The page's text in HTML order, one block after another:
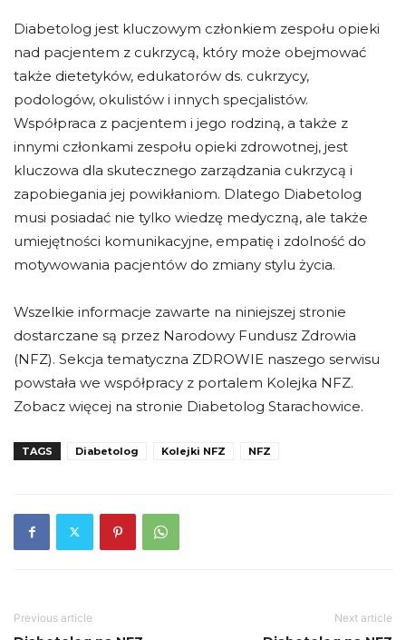
Diabetolog jest kluczowym członkiem zespołu opieki
nad pacjentem z cukrzycą, który może obejmować
także dietetyków, edukatorów ds. cukrzycy,
podologów, okulistów i innych specjalistów.
Współpraca z pacjentem i jego rodziną, a także z
innymi członkami zespołu opieki zdrowotnej, jest
kluczowa dla skutecznego zarządzania cukrzycą i
zapobiegania jej powikłaniom. Dlatego Diabetolog
musi posiadać nie tylko wiedzę medyczną, ale także
umiejętności komunikacyjne, empatię i zdolność do
motywowania pacjentów do zmiany stylu życia.
Wszelkie informacje zawarte na niniejszej stronie
dostarczane są przez Narodowy Fundusz Zdrowia
(NFZ). Sekcja tematyczna ZDROWIE naszego serwisu
powstała we współpracy z portalem Kolejka NFZ.
Zobacz więcej na stronie Diabetolog Starachowice.
TAGS Diabetolog Kolejki NFZ NFZ
Previous article Next article